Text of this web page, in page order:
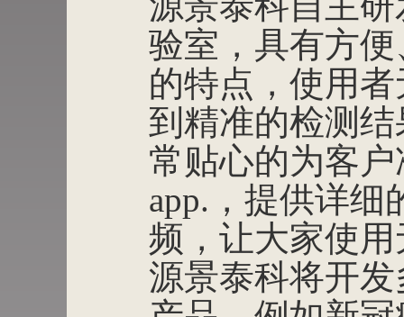
验室，具有方
的特点，使用
到精准的检测
常贴心的为客
app.，提供详细
频，让大家使
源景泰科将开